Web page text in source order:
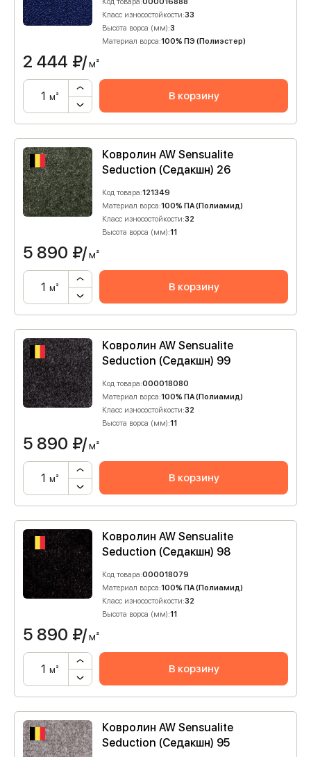
Класс износостойкости:33
Высота ворса (мм):3
Материал ворса:100% ПЭ (Полиэстер)
2 444 ₽/м²
м² В корзину
Ковролин AW Sensualite
Seduction (Седакшн) 26
Код товара:121349
Материал ворса:100% ПА (Полиамид)
Класс износостойкости:32
Высота ворса (мм):11
5 890 ₽/м²
м² В корзину
Ковролин AW Sensualite
Seduction (Седакшн) 99
Код товара:000018080
Материал ворса:100% ПА (Полиамид)
Класс износостойкости:32
Высота ворса (мм):11
5 890 ₽/м²
м² В корзину
Ковролин AW Sensualite
Seduction (Седакшн) 98
Код товара:000018079
Материал ворса:100% ПА (Полиамид)
Класс износостойкости:32
Высота ворса (мм):11
5 890 ₽/м²
м² В корзину
Ковролин AW Sensualite
Seduction (Седакшн) 95